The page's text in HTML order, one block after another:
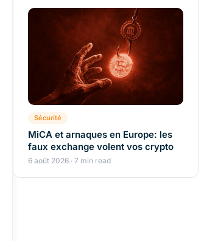
Sécurité
MiCA et arnaques en Europe: les
faux exchange volent vos crypto
6 août 2026 · 7 min read